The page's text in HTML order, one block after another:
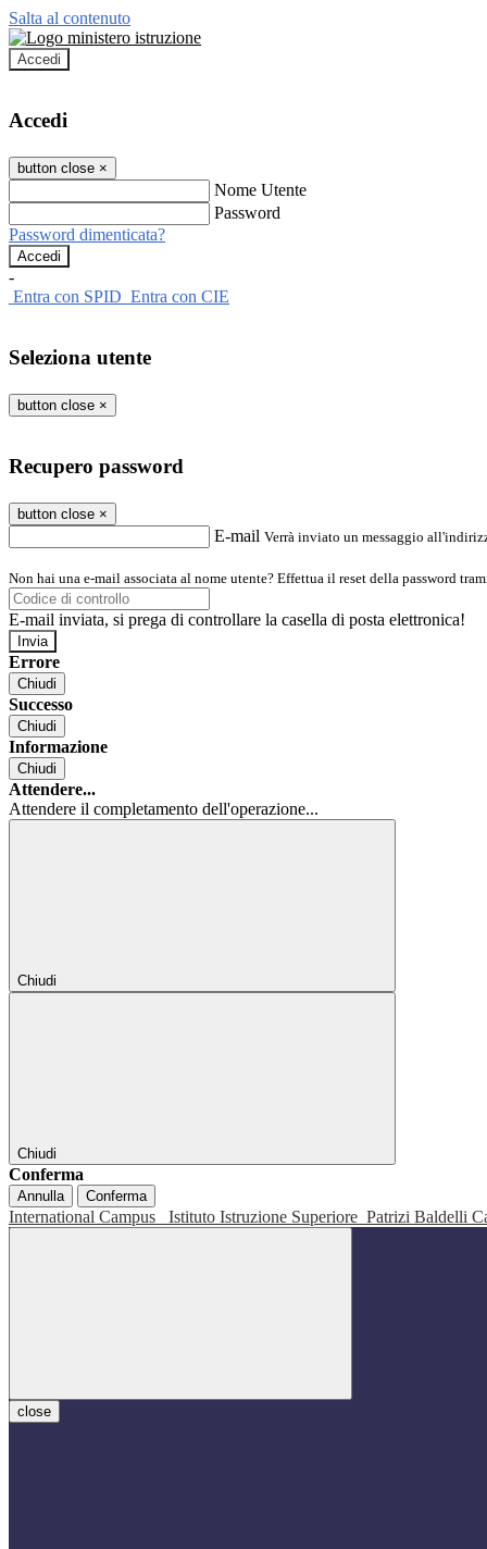
Salta al contenuto
Accedi
Accedi
button close ×
Nome Utente
Password
Password dimenticata?
-
Entra con SPID Entra con CIE
Seleziona utente
button close ×
Recupero password
button close ×
E-mail Verrà inviato un messaggio
Non hai una e-mail associata al nome utente? Effettua il reset della password
E-mail inviata, si prega di controllare la casella di posta elettronica!
Errore
Chiudi
Successo
Chiudi
Informazione
Chiudi
Attendere...
Attendere il completamento dell'operazione...
Chiudi
Chiudi
Conferma
Annulla Conferma
International Campus Istituto Istruzione Superiore Patrizi Baldelli
close